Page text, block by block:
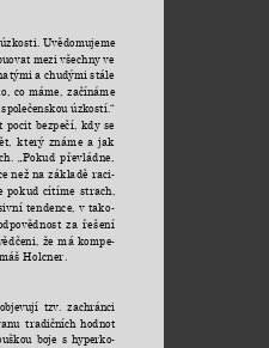
úzkosti. Uvědomujeme
mezi všechny ve
a chudými stále
co máme, začínáme
společenskou úzkostí.“
pocit bezpečí, kdy se
který známe a jak
„Pokud převládne,
než na základě raci-
pokud cítíme strach,
tendence, v tako-
za řešení
že má kompe-
Holcner.
objevují tzv. zachránci
tradičních hodnot
boje s hyperko-